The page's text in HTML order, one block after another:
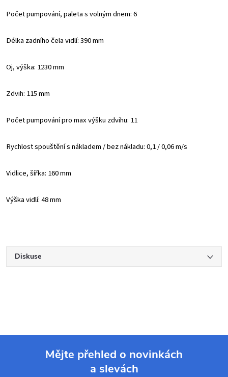
Počet pumpování, paleta s volným dnem: 6
Délka zadního čela vidlí: 390 mm
Oj, výška: 1230 mm
Zdvih: 115 mm
Počet pumpování pro max výšku zdvihu: 11
Rychlost spouštění s nákladem / bez nákladu: 0,1 / 0,06 m/s
Vidlice, šířka: 160 mm
Výška vidlí: 48 mm
Diskuse
Mějte přehled o novinkách
a slevách